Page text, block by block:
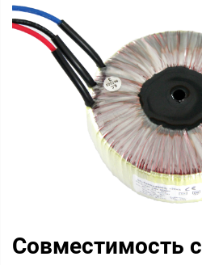
Совместимость с